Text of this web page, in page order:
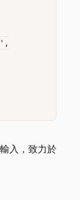
入，致力於